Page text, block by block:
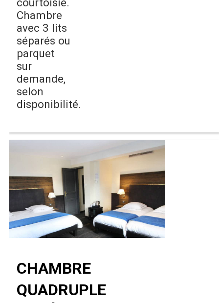
Chambre
avec 3 lits
séparés ou
parquet
sur
demande,
selon
disponibilité.
CHAMBRE
QUADRUPLE